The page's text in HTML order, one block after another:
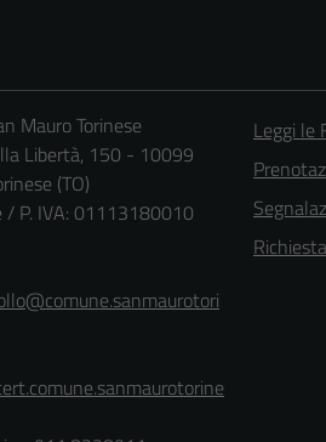
Mauro Torinese
Libertà, 150 - 10099
(TO)
/ P. IVA: 01113180010
Leggi le